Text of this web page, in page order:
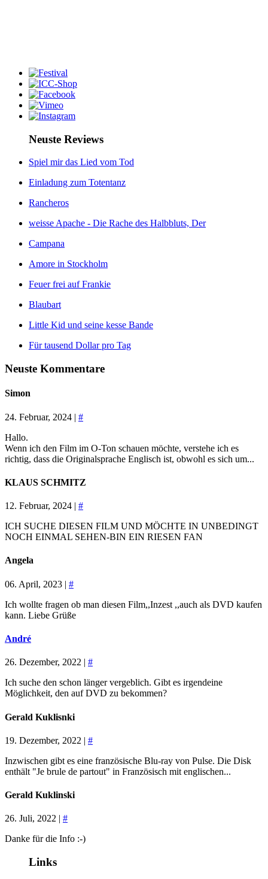
Neuste Reviews
Spiel mir das Lied vom Tod
Einladung zum Totentanz
Rancheros
weisse Apache - Die Rache des Halbbluts, Der
Campana
Amore in Stockholm
Feuer frei auf Frankie
Blaubart
Little Kid und seine kesse Bande
Für tausend Dollar pro Tag
Neuste Kommentare
Simon
24. Februar, 2024 | #
Hallo.
Wenn ich den Film im O-Ton schauen möchte, verstehe ich es
richtig, dass die Originalsprache Englisch ist, obwohl es sich um...
KLAUS SCHMITZ
12. Februar, 2024 | #
ICH SUCHE DIESEN FILM UND MÖCHTE IN UNBEDINGT
NOCH EINMAL SEHEN-BIN EIN RIESEN FAN
Angela
06. April, 2023 | #
Ich wollte fragen ob man diesen Film,,Inzest ,,auch als DVD kaufen
kann. Liebe Grüße
André
26. Dezember, 2022 | #
Ich suche den schon länger vergeblich. Gibt es irgendeine
Möglichkeit, den auf DVD zu bekommen?
Gerald Kuklisnki
19. Dezember, 2022 | #
Inzwischen gibt es eine französische Blu-ray von Pulse. Die Disk
enthält "Je brule de partout" in Französisch mit englischen...
Gerald Kuklinski
26. Juli, 2022 | #
Danke für die Info :-)
Links